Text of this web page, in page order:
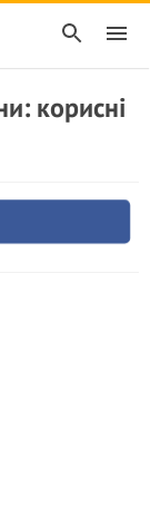
корисні